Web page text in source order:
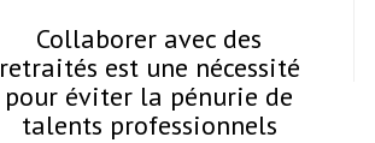
Collaborer avec des
retraités est une nécessité
pour éviter la pénurie de
talents professionnels